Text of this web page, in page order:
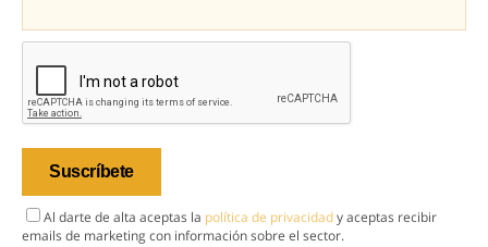
Al darte de alta aceptas la política de privacidady aceptas recibir
emails de marketing con información sobre el sector.